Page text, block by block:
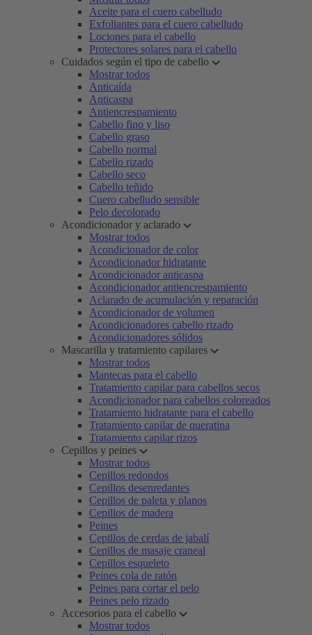
Aceite para el cuero cabelludo
Exfoliantes para el cuero cabelludo
Lociones para el cabello
Protectores solares para el cabello
Cuidados según el tipo de cabello
Mostrar todos
Anticaída
Anticaspa
Antiencrespamiento
Cabello fino y liso
Cabello graso
Cabello normal
Cabello rizado
Cabello seco
Cabello teñido
Cuero cabelludo sensible
Pelo decolorado
Acondicionador y aclarado
Mostrar todos
Acondicionador de color
Acondicionador hidratante
Acondicionador anticaspa
Acondicionador antiencrespamiento
Aclarado de acumulación y reparación
Acondicionador de volumen
Acondicionadores cabello rizado
Acondicionadores sólidos
Mascarilla y tratamiento capilares
Mostrar todos
Mantecas para el cabello
Tratamiento capilar para cabellos secos
Acondicionador para cabellos coloreados
Tratamiento hidratante para el cabello
Tratamiento capilar de queratina
Tratamiento capilar rizos
Cepillos y peines
Mostrar todos
Cepillos redondos
Cepillos desenredantes
Cepillos de paleta y planos
Cepillos de madera
Peines
Cepillos de cerdas de jabalí
Cepillos de masaje craneal
Cepillos esqueleto
Peines cola de ratón
Peines para cortar el pelo
Peines pelo rizado
Accesorios para el cabello
Mostrar todos